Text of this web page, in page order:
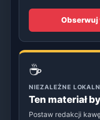
Obserwuj
☕
NIEZALEŻNE
Ten materiał
Postaw redakcji